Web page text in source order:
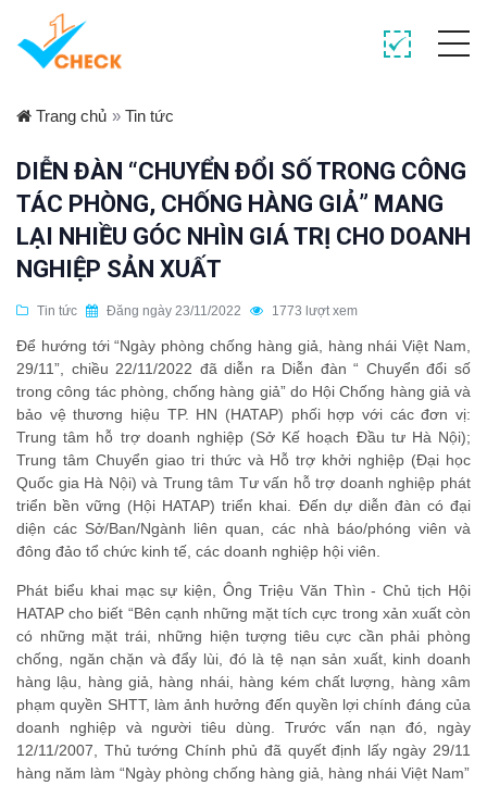
Trang chủ » Tin tức
DIỄN ĐÀN “CHUYỂN ĐỔI SỐ TRONG CÔNG
TÁC PHÒNG, CHỐNG HÀNG GIẢ” MANG
LẠI NHIỀU GÓC NHÌN GIÁ TRỊ CHO DOANH
NGHIỆP SẢN XUẤT
Tin tức Đăng ngày 23/11/2022 1773 lượt xem
Để hướng tới “Ngày phòng chống hàng giả, hàng nhái Việt Nam,
29/11”, chiều 22/11/2022 đã diễn ra Diễn đàn “ Chuyển đổi số
trong công tác phòng, chống hàng giả” do Hội Chống hàng giả và
bảo vệ thương hiệu TP. HN (HATAP) phối hợp với các đơn vị:
Trung tâm hỗ trợ doanh nghiệp (Sở Kế hoạch Đầu tư Hà Nội);
Trung tâm Chuyển giao tri thức và Hỗ trợ khởi nghiệp (Đại học
Quốc gia Hà Nội) và Trung tâm Tư vấn hỗ trợ doanh nghiệp phát
triển bền vững (Hội HATAP) triển khai. Đến dự diễn đàn có đại
diện các Sở/Ban/Ngành liên quan, các nhà báo/phóng viên và
đông đảo tổ chức kinh tế, các doanh nghiệp hội viên.
Phát biểu khai mạc sự kiện, Ông Triệu Văn Thìn - Chủ tịch Hội
HATAP cho biết “Bên cạnh những mặt tích cực trong xản xuất còn
có những mặt trái, những hiện tượng tiêu cực cần phải phòng
chống, ngăn chặn và đẩy lùi, đó là tệ nạn sản xuất, kinh doanh
hàng lậu, hàng giả, hàng nhái, hàng kém chất lượng, hàng xâm
phạm quyền SHTT, làm ảnh hưởng đến quyền lợi chính đáng của
doanh nghiệp và người tiêu dùng. Trước vấn nạn đó, ngày
12/11/2007, Thủ tướng Chính phủ đã quyết định lấy ngày 29/11
hàng năm làm “Ngày phòng chống hàng giả, hàng nhái Việt Nam”